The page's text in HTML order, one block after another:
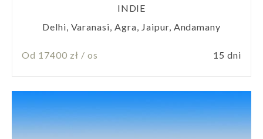
INDIE
Delhi, Varanasi, Agra, Jaipur, Andamany
Od 17400 zł / os 15 dni